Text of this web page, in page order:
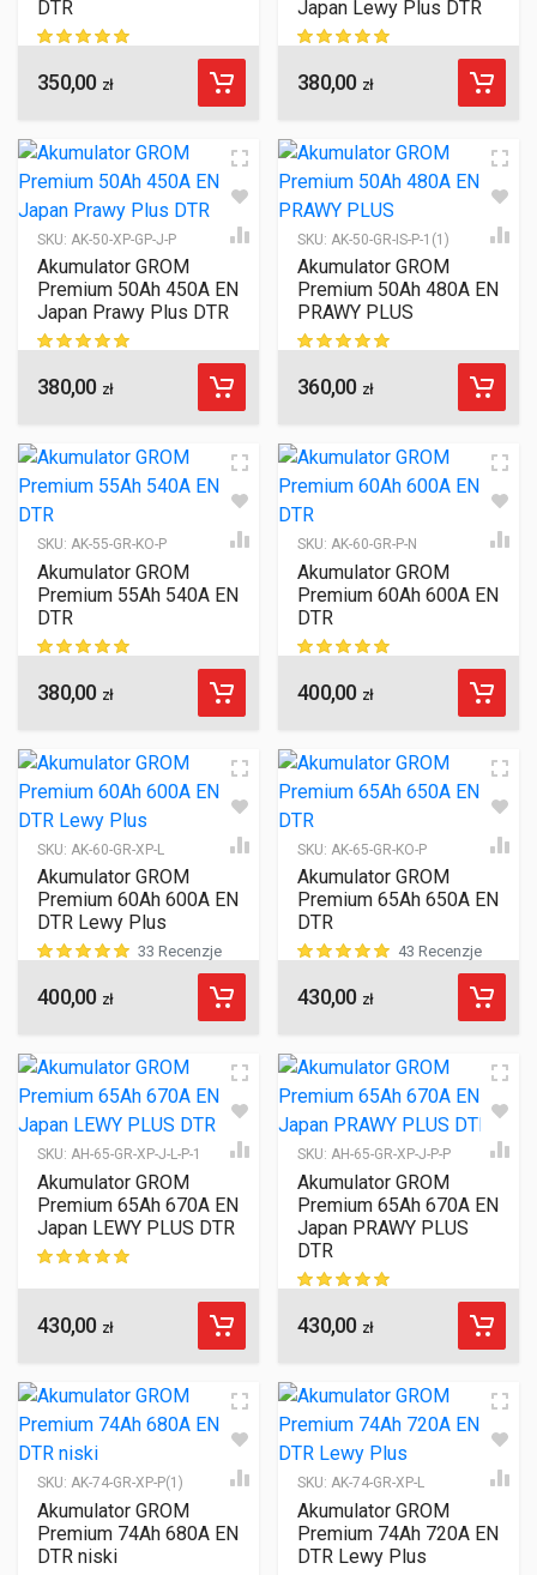
DTR
ocen klientów
350,00 zł
Japan Lewy Plus DTR
ocen klientów
380,00 zł
SKU: AK-50-XP-GP-J-P
Akumulator GROM
Premium 50Ah 450A EN
Japan Prawy Plus DTR
ocen klientów
380,00 zł
SKU: AK-50-GR-IS-P-1(1)
Akumulator GROM
Premium 50Ah 480A EN
PRAWY PLUS
ocen klientów
360,00 zł
SKU: AK-55-GR-KO-P
Akumulator GROM
Premium 55Ah 540A EN
DTR
ocen klientów
380,00 zł
SKU: AK-60-GR-P-N
Akumulator GROM
Premium 60Ah 600A EN
DTR
ocen klientów
400,00 zł
SKU: AK-60-GR-XP-L
Akumulator GROM
Premium 60Ah 600A EN
DTR Lewy Plus
ocen klientów
33 Recenzje
400,00 zł
SKU: AK-65-GR-KO-P
Akumulator GROM
Premium 65Ah 650A EN
DTR
ocen klientów
43 Recenzje
430,00 zł
SKU: AH-65-GR-XP-J-L-P-1
Akumulator GROM
Premium 65Ah 670A EN
Japan LEWY PLUS DTR
430,00 zł
SKU: AH-65-GR-XP-J-P-P
Akumulator GROM
Premium 65Ah 670A EN
Japan PRAWY PLUS
DTR
ocen klientów
430,00 zł
SKU: AK-74-GR-XP-P(1)
Akumulator GROM
Premium 74Ah 680A EN
DTR niski
SKU: AK-74-GR-XP-L
Akumulator GROM
Premium 74Ah 720A EN
DTR Lewy Plus